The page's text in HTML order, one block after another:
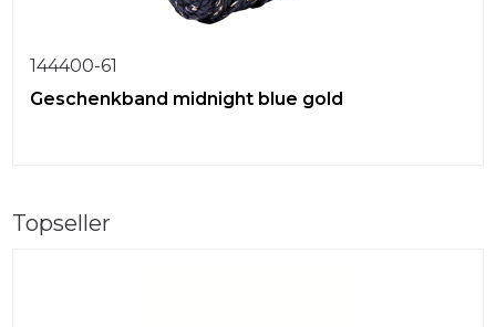
144400-61
Geschenkband midnight blue gold
Topseller